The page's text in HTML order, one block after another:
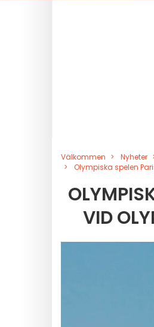
Välkommen Nyheter
Olympiska spelen
VID